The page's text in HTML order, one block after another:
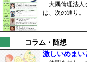
大隅倫理法人
は、次の通り
コラム・随想
激しいめま